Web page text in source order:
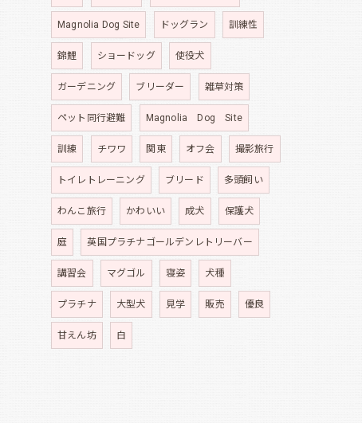
Magnolia Dog Site ドッグラン 訓練性
錦鯉 ショードッグ 使役犬
ガーデニング ブリーダー 雑草対策
ペット同行避難 Magnolia Dog Site
訓練 チワワ 関東 オフ会 撮影旅行
トイレトレーニング ブリード 多頭飼い
わんこ旅行 かわいい 成犬 保護犬
庭 英国プラチナゴールデンレトリーバー
講習会 マグゴル 寝姿 犬種
プラチナ 大型犬 見学 販売 優良
甘えん坊 白